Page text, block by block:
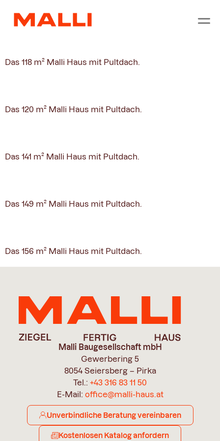
Kategorie:
Das 118 m² Malli Haus mit Pultdach.
Das 120 m² Malli Haus mit Pultdach.
Das 141 m² Malli Haus mit Pultdach.
Das 149 m² Malli Haus mit Pultdach.
Das 156 m² Malli Haus mit Pultdach.
Malli Baugesellschaft mbH
Gewerbering 5
8054 Seiersberg – Pirka
Tel.: +43 316 83 11 50
E-Mail: office@malli-haus.at
Unverbindliche Beratung vereinbaren
Kostenlosen Katalog anfordern